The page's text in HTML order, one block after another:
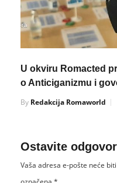
U okviru Romacted
o Anticiganizmu i
By Redakcija Romaworld
Ostavite odgovor
Vaša adresa e-pošte neće